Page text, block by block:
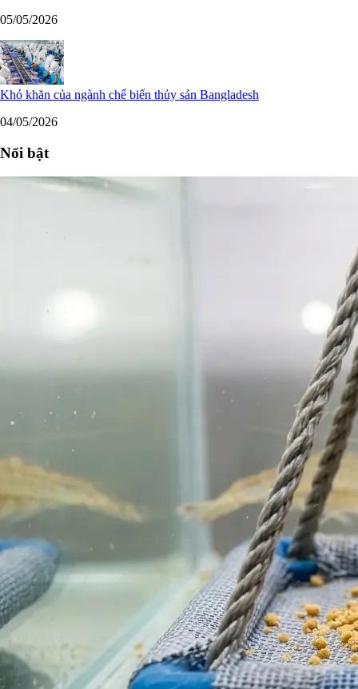
05/05/2026
Khó khăn của ngành chế biến thủy sản Bangladesh
04/05/2026
Nổi bật